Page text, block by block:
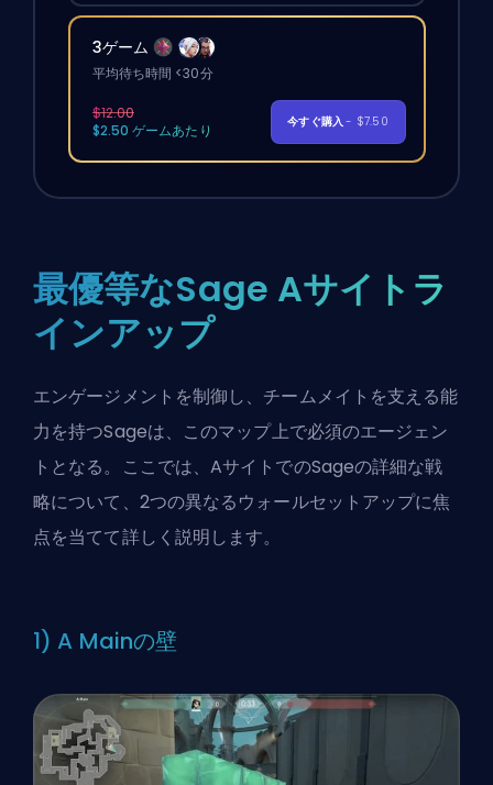
3ゲーム
平均待ち時間 <30分
$12.00
$2.50 ゲームあたり
今すぐ購入- $7.50
最優等なSage Aサイトラ
インアップ
エンゲージメントを制御し、チームメイトを支える能
力を持つSageは、このマップ上で必須のエージェン
トとなる。ここでは、AサイトでのSageの詳細な戦
略について、2つの異なるウォールセットアップに焦
点を当てて詳しく説明します。
1) A Mainの壁